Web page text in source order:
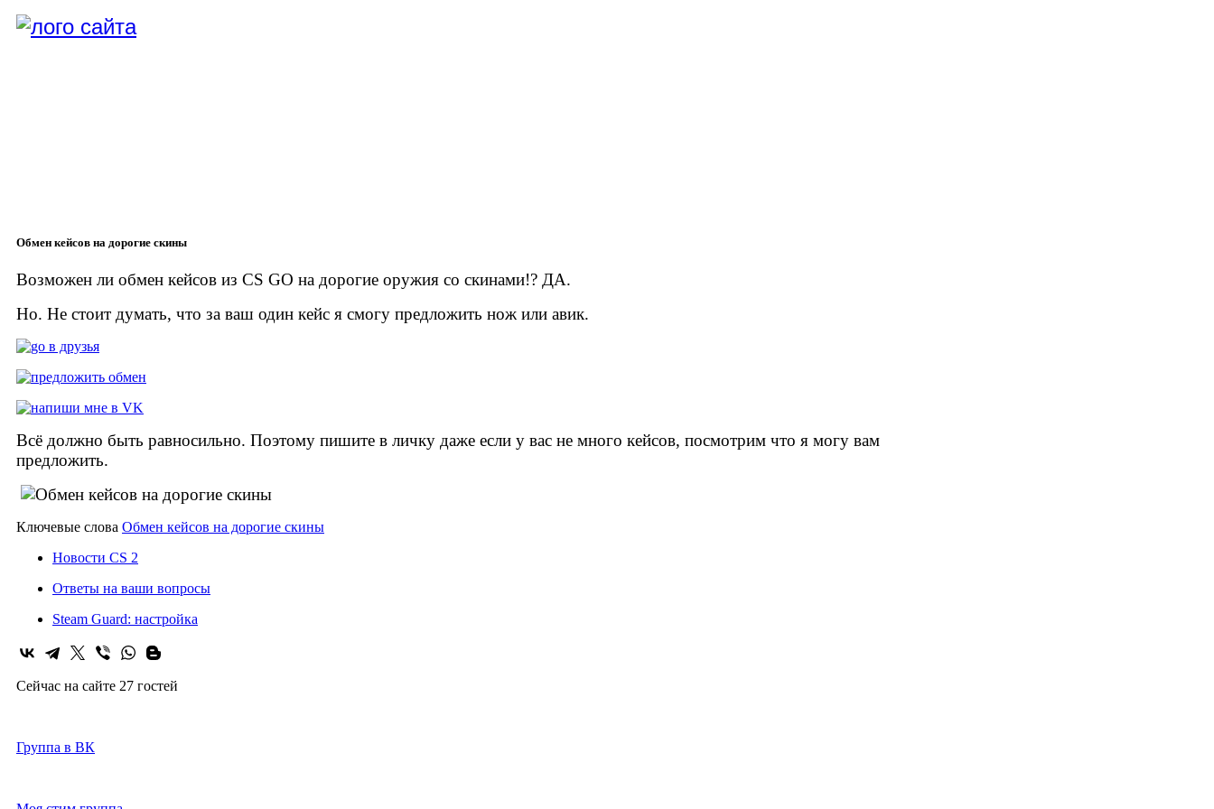
Обмен кейсов на дорогие скины
Возможен ли обмен кейсов из CS GO на дорогие оружия со скинами!? ДА.
Но. Не стоит думать, что за ваш один кейс я смогу предложить нож или авик.
Всё должно быть равносильно. Поэтому пишите в личку даже если у вас не много кейсов, посмотрим что я могу вам
предложить.
Ключевые слова Обмен кейсов на дорогие скины
Новости CS 2
Ответы на ваши вопросы
Steam Guard: настройка
Сейчас на сайте 27 гостей
Группа в ВК